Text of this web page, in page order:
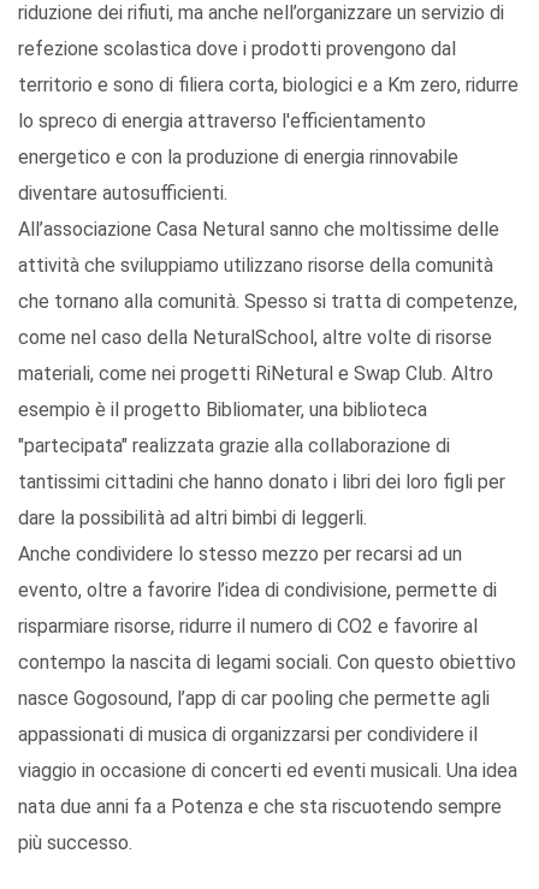
riduzione dei rifiuti, ma anche nell’organizzare un servizio di
refezione scolastica dove i prodotti provengono dal
territorio e sono di filiera corta, biologici e a Km zero, ridurre
lo spreco di energia attraverso l'efficientamento
energetico e con la produzione di energia rinnovabile
diventare autosufficienti.
All’associazione Casa Netural sanno che moltissime delle
attività che sviluppiamo utilizzano risorse della comunità
che tornano alla comunità. Spesso si tratta di competenze,
come nel caso della NeturalSchool, altre volte di risorse
materiali, come nei progetti RiNetural e Swap Club. Altro
esempio è il progetto Bibliomater, una biblioteca
"partecipata" realizzata grazie alla collaborazione di
tantissimi cittadini che hanno donato i libri dei loro figli per
dare la possibilità ad altri bimbi di leggerli.
Anche condividere lo stesso mezzo per recarsi ad un
evento, oltre a favorire l’idea di condivisione, permette di
risparmiare risorse, ridurre il numero di CO2 e favorire al
contempo la nascita di legami sociali. Con questo obiettivo
nasce Gogosound, l’app di car pooling che permette agli
appassionati di musica di organizzarsi per condividere il
viaggio in occasione di concerti ed eventi musicali. Una idea
nata due anni fa a Potenza e che sta riscuotendo sempre
più successo.